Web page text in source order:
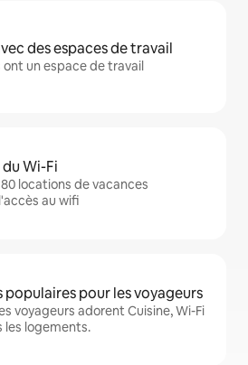
des espaces de travail
ont un espace de travail
Wi-Fi
locations de vacances
au wifi
pour les voyageurs
voyageurs adorent Cuisine, Wi-Fi
les logements.